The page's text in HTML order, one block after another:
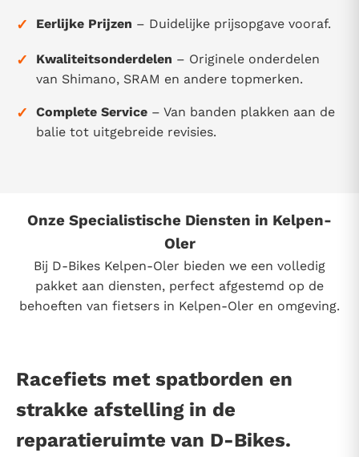
✓ Eerlijke Prijzen – Duidelijke prijsopgave vooraf.
✓ Kwaliteitsonderdelen – Originele onderdelen
van Shimano, SRAM en andere topmerken.
✓ Complete Service – Van banden plakken aan de
balie tot uitgebreide revisies.
Onze Specialistische Diensten in Kelpen-
Oler
Bij D-Bikes Kelpen-Oler bieden we een volledig
pakket aan diensten, perfect afgestemd op de
behoeften van fietsers in Kelpen-Oler en omgeving.
Racefiets met spatborden en
strakke afstelling in de
reparatieruimte van D-Bikes.